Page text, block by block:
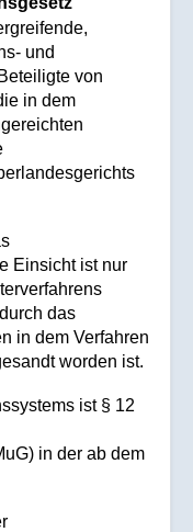
und
von
in dem
Einsicht ist nur
das
in dem Verfahren
worden ist.
ist § 12
in der ab dem